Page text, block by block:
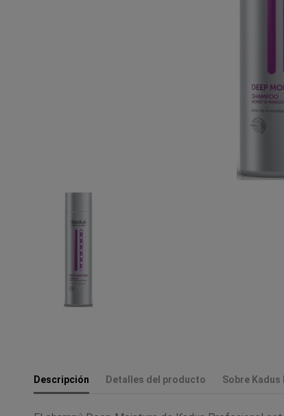
Descripción Detalles del producto Sobre Kadus